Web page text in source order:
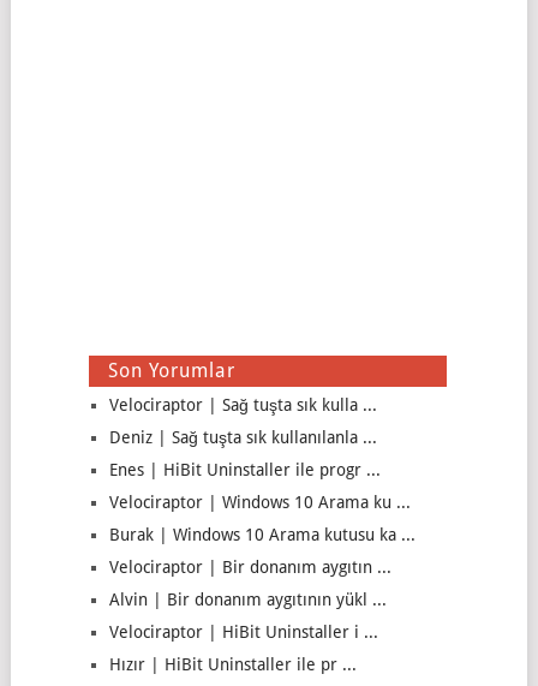
Son Yorumlar
Velociraptor | Sağ tuşta sık kulla ...
Deniz | Sağ tuşta sık kullanılanla ...
Enes | HiBit Uninstaller ile progr ...
Velociraptor | Windows 10 Arama ku ...
Burak | Windows 10 Arama kutusu ka ...
Velociraptor | Bir donanım aygıtın ...
Alvin | Bir donanım aygıtının yükl ...
Velociraptor | HiBit Uninstaller i ...
Hızır | HiBit Uninstaller ile pr ...